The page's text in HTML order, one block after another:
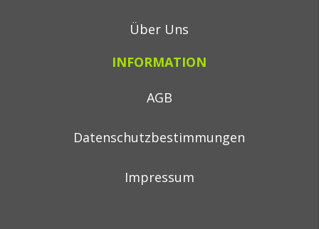
Über Uns
INFORMATION
AGB
Datenschutzbestimmungen
Impressum